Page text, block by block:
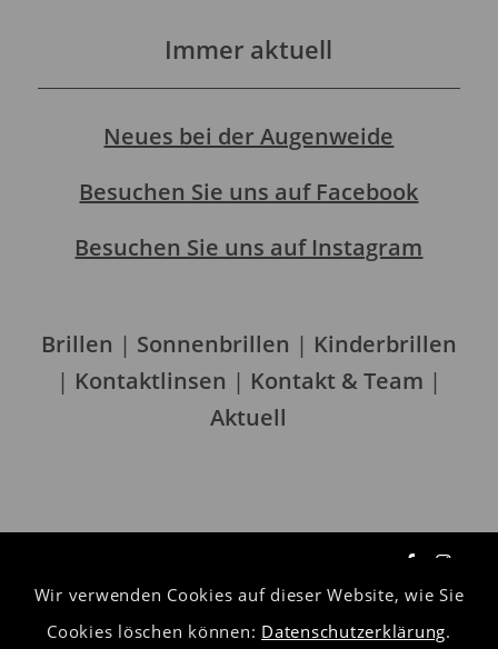
Immer aktuell
Neues bei der Augenweide
Besuchen Sie uns auf Facebook
Besuchen Sie uns auf Instagram
Brillen | Sonnenbrillen | Kinderbrillen
| Kontaktlinsen | Kontakt & Team |
Aktuell
Datenschutzerklärung
Wir verwenden Cookies auf dieser Website, wie Sie
Cookies löschen können: Datenschutzerklärung.